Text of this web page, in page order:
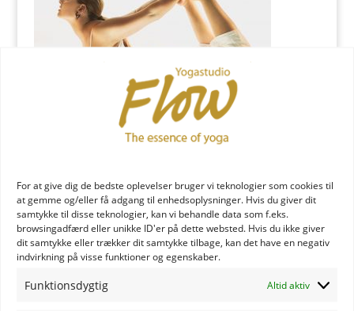
For at give dig de bedste oplevelser bruger vi teknologier som cookies til
at gemme og/eller få adgang til enhedsoplysninger. Hvis du giver dit
samtykke til disse teknologier, kan vi behandle data som f.eks.
browsingadfærd eller unikke ID'er på dette websted. Hvis du ikke giver
dit samtykke eller trækker dit samtykke tilbage, kan det have en negativ
indvirkning på visse funktioner og egenskaber.
Funktionsdygtig Altid aktiv
YOGA uddannelse - læs mere